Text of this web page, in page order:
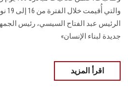
الرئيس عبد الفتاح السيسي، رئيس
جديدة لبناء الإنسان»
اقرأ المزيد